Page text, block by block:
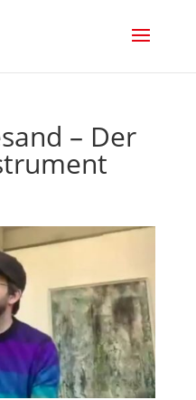
– Der